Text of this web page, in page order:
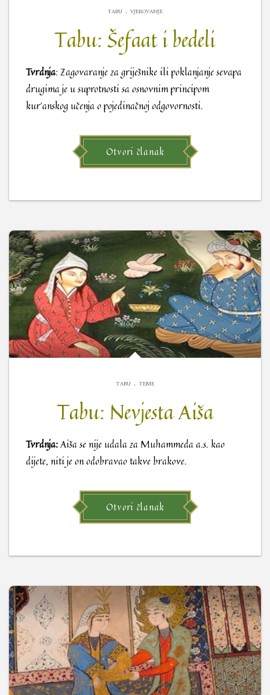
TABU . VJEROVANJE
Tabu: Šefaat i bedeli
Tvrdnja: Zagovaranje za griješnike ili poklanjanje sevapa
drugima je u suprotnosti sa osnovnim principom
kur’anskog učenja o pojedinačnoj odgovornosti.
Otvori članak
TABU . TEME
Tabu: Nevjesta Aiša
Tvrdnja:Aiša se nije udala za Muhammeda a.s. kao
dijete, niti je on odobravao takve brakove.
Otvori članak